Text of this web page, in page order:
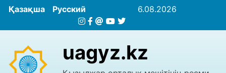
Қазақша Русский 6.08.2026
uagyz.kz